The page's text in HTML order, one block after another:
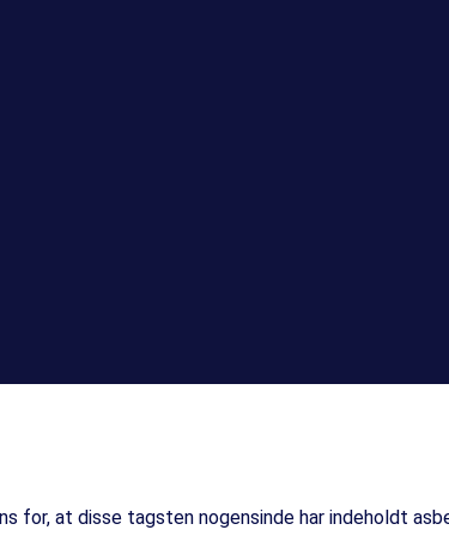
for, at disse tagsten nogensinde har indeholdt